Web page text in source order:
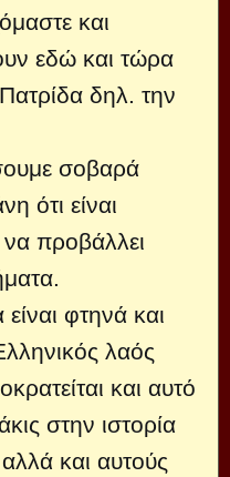
και
εδώ και τώρα
δηλ. την
σοβαρά
ότι είναι
προβάλλει
φτηνά και
λαός
και αυτό
στην ιστορία
και αυτούς